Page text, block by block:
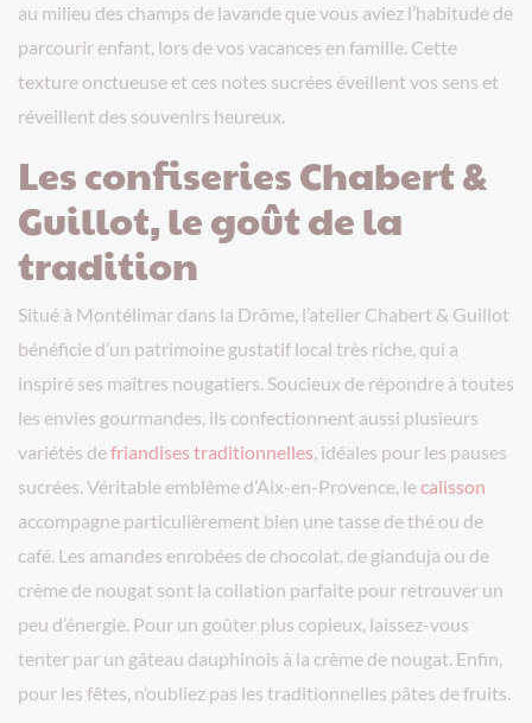
au milieu des champs de lavande que vous aviez l’habitude de
parcourir enfant, lors de vos vacances en famille. Cette
texture onctueuse et ces notes sucrées éveillent vos sens et
réveillent des souvenirs heureux.
Les confiseries Chabert &
Guillot, le goût de la
tradition
Situé à Montélimar dans la Drôme, l’atelier Chabert & Guillot
bénéficie d’un patrimoine gustatif local très riche, qui a
inspiré ses maîtres nougatiers. Soucieux de répondre à toutes
les envies gourmandes, ils confectionnent aussi plusieurs
variétés defriandises traditionnelles, idéales pour les pauses
sucrées. Véritable emblème d’Aix-en-Provence, lecalisson
accompagne particulièrement bien une tasse de thé ou de
café. Les amandes enrobées de chocolat, de gianduja ou de
crème de nougat sont la collation parfaite pour retrouver un
peu d’énergie. Pour un goûter plus copieux, laissez-vous
tenter par un gâteau dauphinois à la crème de nougat. Enfin,
pour les fêtes, n’oubliez pas les traditionnelles pâtes de fruits.